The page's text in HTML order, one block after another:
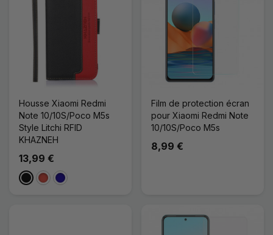
Housse Xiaomi Redmi
Note 10/10S/Poco M5s
Style Litchi RFID
KHAZNEH
13,99 €
NoirRougeBleu Foncé
Film de protection écran
pour Xiaomi Redmi Note
10/10S/Poco M5s
8,99 €